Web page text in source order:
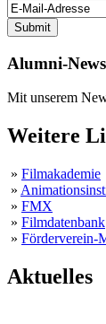
Alumni-
Mit unserem
Weitere
» Filmakademie
»
» FMX
» Filmdatenbank
» Förderverein-
Aktuelles